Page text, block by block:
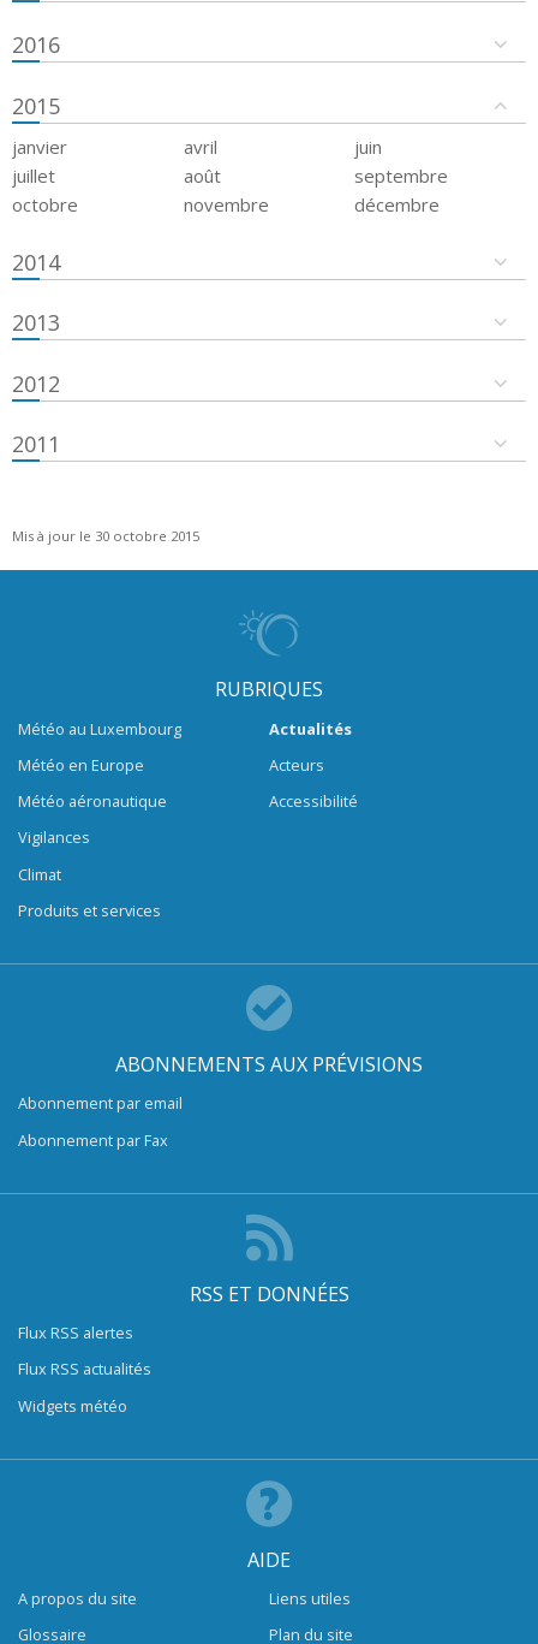
2016
2015
janvier avril
juin
juillet
août
septembre
octobre
novembre décembre
2014
2013
2012
2011
Mis à jour le 30 octobre 2015
RUBRIQUES
Météo au Luxembourg
Météo en Europe
Météo aéronautique
Vigilances
Climat
Produits et services
Actualités
Acteurs
Accessibilité
ABONNEMENTS AUX PRÉVISIONS
Abonnement par email
Abonnement par Fax
RSS ET DONNÉES
Flux RSS alertes
Flux RSS actualités
Widgets météo
AIDE
A propos du site
Glossaire
Liens utiles
Plan du site